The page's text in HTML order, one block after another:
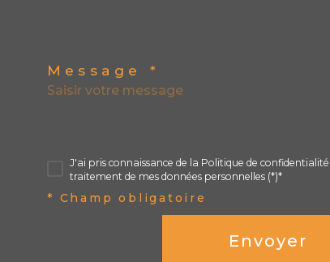
Message *
J'ai pris connaissance de la Politique de
traitement de mes données personnelles (*)*
* Champ obligatoire
Envoyer